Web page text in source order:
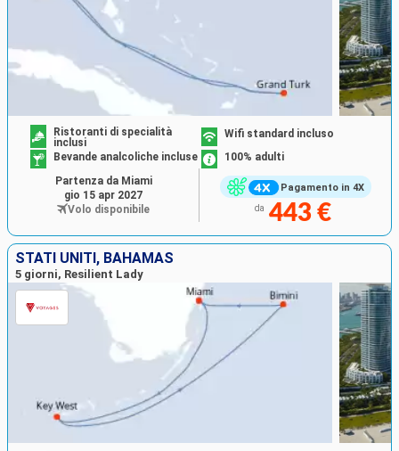
Pagamento in 4X
Ristoranti di specialità
inclusi
Wifi standard incluso
Bevande analcoliche incluse
100% adulti
da 443 €
Partenza da Miami
gio 15 apr 2027
Volo disponibile
STATI UNITI, BAHAMAS
5 giorni, Resilient Lady